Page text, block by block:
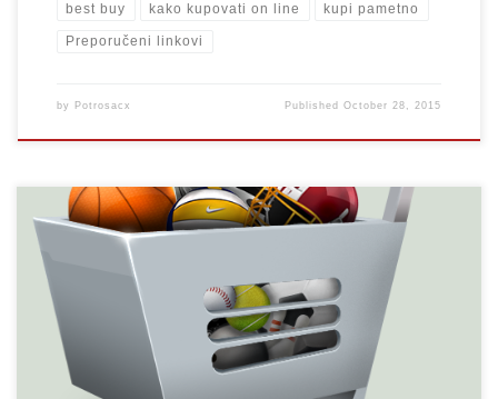
best buy kako kupovati on line kupi pametno
Preporučeni linkovi
by Potrosacx PublishedOctober 28, 2015
Dugo je vremena prošlo od kad je prva pizza klickom miša
naručena. Bijaše to nekada davno naravno u Americi. Danas
klikom kupujete fiću, poluosovinu od tojote, masku za mobitel,
životno osiguranje. Čemu onda potrošač X. Potrošač X nije Robin
Hood i […]